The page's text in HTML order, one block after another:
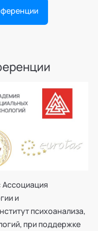
и
психоанализа,
при поддержке